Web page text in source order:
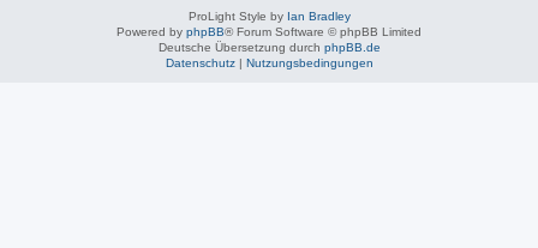
ProLight Style by Ian Bradley
Powered by phpBB® Forum Software © phpBB Limited
Deutsche Übersetzung durch phpBB.de
Datenschutz| Nutzungsbedingungen